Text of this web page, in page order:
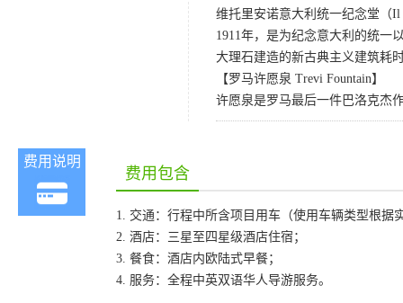
维托里安诺意大利统一纪念堂（Il
1911年，是为纪念意大利的统一
大理石建造的新古典主义建筑耗
【罗马许愿泉 Trevi Fountain】
许愿泉是罗马最后一件巴洛克杰
费用说明
费用包含
1. 交通：行程中所含项目用车（使用车辆类型根
2. 酒店：三星至四星级酒店住宿；
3. 餐食：酒店内欧陆式早餐；
4. 服务：全程中英双语华人导游服务。